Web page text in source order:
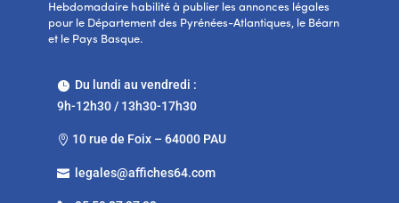
Hebdomadaire habilité à publier les annonces légales
pour le Département des Pyrénées-Atlantiques, le Béarn
et le Pays Basque.
Du lundi au vendredi :
9h-12h30 / 13h30-17h30
 10 rue de Foix – 64000 PAU
 legales@affiches64.com